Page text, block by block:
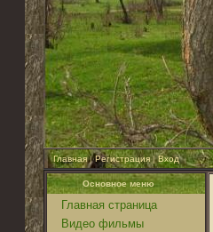
Главная|Регистрация|Вход
Основное меню
Главная страница
Видео фильмы